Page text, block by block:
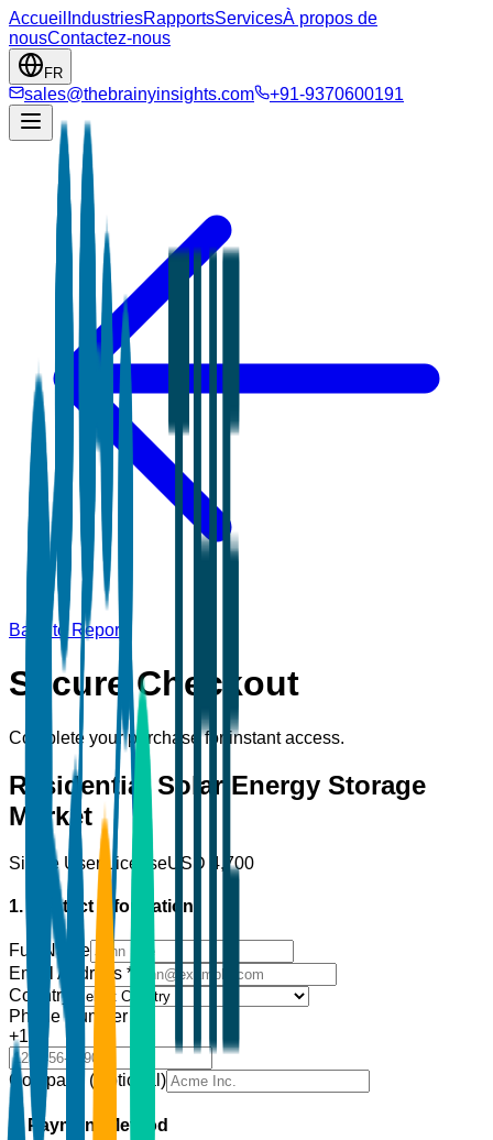
Accueil IndustriesRapportsServicesÀ propos de
nousContactez-nous
FR
sales@thebrainyinsights.com +91-9370600191
Back to Report
Secure Checkout
Complete your purchase for instant access.
Residential Solar Energy Storage
Market
Single User LicenseUSD 4,700
1. Contact Information
Full Name
Email Address *
Country
Phone Number
+1
Company (Optional)
2. Payment Method